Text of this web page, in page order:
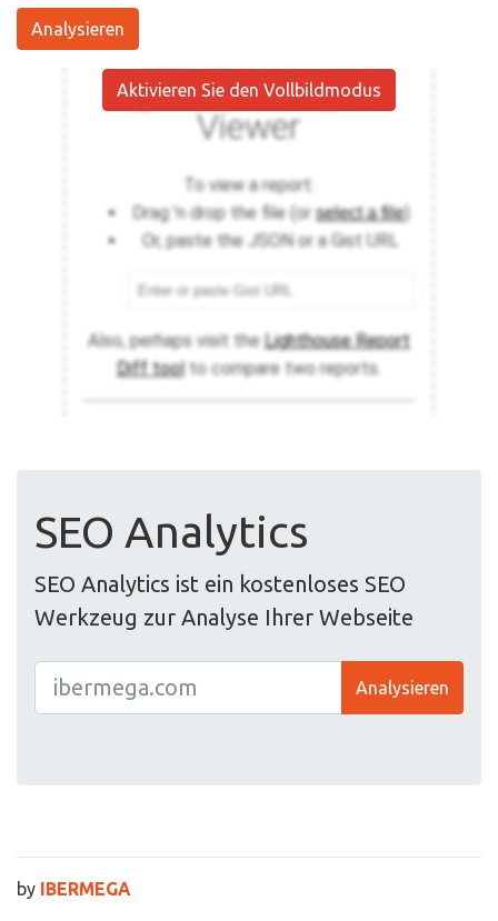
Analysieren
Aktivieren Sie den Vollbildmodus
SEO Analytics
SEO Analytics ist ein kostenloses SEO
Werkzeug zur Analyse Ihrer Webseite
Analysieren
by IBERMEGA